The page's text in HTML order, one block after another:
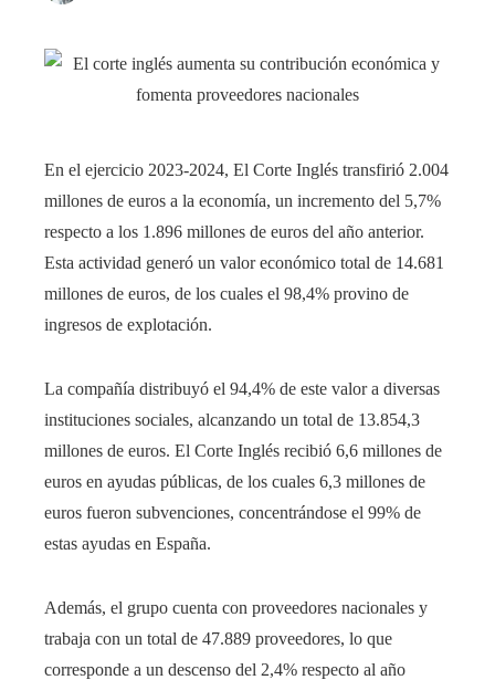
En el ejercicio 2023-2024, El Corte Inglés transfirió 2.004
millones de euros a la economía, un incremento del 5,7%
respecto a los 1.896 millones de euros del año anterior.
Esta actividad generó un valor económico total de 14.681
millones de euros, de los cuales el 98,4% provino de
ingresos de explotación.
La compañía distribuyó el 94,4% de este valor a diversas
instituciones sociales, alcanzando un total de 13.854,3
millones de euros. El Corte Inglés recibió 6,6 millones de
euros en ayudas públicas, de los cuales 6,3 millones de
euros fueron subvenciones, concentrándose el 99% de
estas ayudas en España.
Además, el grupo cuenta con proveedores nacionales y
trabaja con un total de 47.889 proveedores, lo que
corresponde a un descenso del 2,4% respecto al año